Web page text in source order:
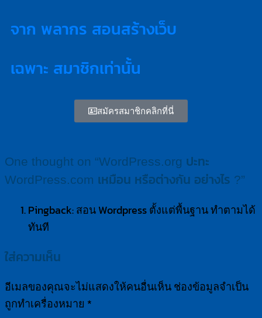
จาก พลากร สอนสร้างเว็บ
เฉพาะ สมาชิกเท่านั้น
สมัครสมาชิกคลิกที่นี่
One thought on “WordPress.org ปะทะ
WordPress.com เหมือน หรือต่างกัน อย่างไร ?”
Pingback: สอน Wordpress ตั้งแต่พื้นฐาน ทำตามได้
ทันที
ใส่ความเห็น
อีเมลของคุณจะไม่แสดงให้คนอื่นเห็นช่องข้อมูลจำเป็น
ถูกทำเครื่องหมาย *